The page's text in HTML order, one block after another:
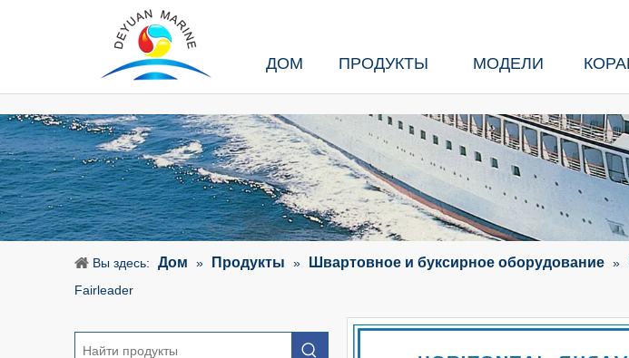
ДОМ ПРОДУКТЫ МОДЕЛИ
Вы здесь: Дом » Продукты » Швартовное и буксирное оборудование »
Fairleader